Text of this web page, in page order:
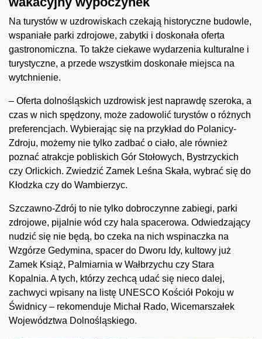
Na turystów w uzdrowiskach czekają historyczne budowle,
wspaniałe parki zdrojowe, zabytki i doskonała oferta
gastronomiczna. To także ciekawe wydarzenia kulturalne i
turystyczne, a przede wszystkim doskonałe miejsca na
wytchnienie.
– Oferta dolnośląskich uzdrowisk jest naprawdę szeroka, a
czas w nich spędzony, może zadowolić turystów o różnych
preferencjach. Wybierając się na przykład do Polanicy-
Zdroju, możemy nie tylko zadbać o ciało, ale również
poznać atrakcje pobliskich Gór Stołowych, Bystrzyckich
czy Orlickich. Zwiedzić Zamek Leśna Skała, wybrać się do
Kłodzka czy do Wambierzyc.
Szczawno-Zdrój to nie tylko dobroczynne zabiegi, parki
zdrojowe, pijalnie wód czy hala spacerowa. Odwiedzający
nudzić się nie będą, bo czeka na nich wspinaczka na
Wzgórze Gedymina, spacer do Dworu Idy, kultowy już
Zamek Książ, Palmiarnia w Wałbrzychu czy Stara
Kopalnia. A tych, którzy zechcą udać się nieco dalej,
zachwyci wpisany na listę UNESCO Kościół Pokoju w
Świdnicy – rekomenduje Michał Rado, Wicemarszałek
Województwa Dolnośląskiego.